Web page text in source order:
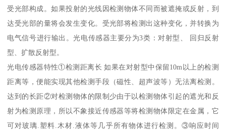
受光部构成。如果投射的光线因检测物体不同而被遮掩或反射，到
达受光部的量将会发生变化。受光部将检测出这种变化，并转换为
电气信号进行输出。光电传感器主要分为3类：对射型、 回归反射
型、扩散反射型。
光电传感器特性①检测距离长 如果在对射型中保留10m以上的检测
距离等，便能实现其他检测手段（磁性、超声波等）无法离检测。
达到的长距②对检测物体的限制少由于以检测物体引起的遮光和反
射为检测原理，所以不象接近传感器等将检测物体限定在金属，它
可对玻璃.塑料.木材.液体等几乎所有物体进行检测。③响应时间